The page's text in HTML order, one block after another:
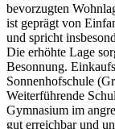
bevorzugten
ist geprägt von
und spricht
Die erhöhte Lage
Besonnung.
Sonnenhofschule
Weiterführende
Gymnasium im
gut erreichbar und